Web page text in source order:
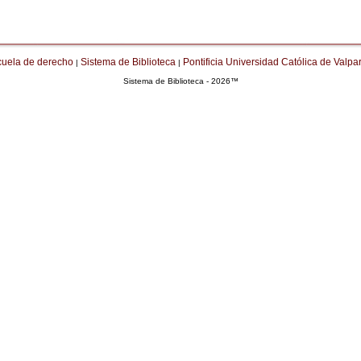
de derecho | Sistema de Biblioteca | Pontificia Universidad Católica de
Sistema de Biblioteca - 2026™